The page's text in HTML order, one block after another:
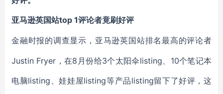
亚马逊英国站top 1评论者竟刷好评
金融时报的调查显示，亚马逊英国站排名最高的评论者
Justin Fryer，在8月份给3个太阳伞listing、10个笔记本
电脑listing、娃娃屋listing等产品listing留下了好评，这